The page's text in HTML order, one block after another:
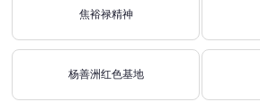
焦裕禄精神
杨善洲红色基地